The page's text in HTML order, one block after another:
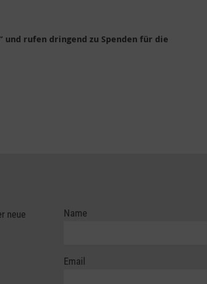
rufen dringend zu Spenden für die
neue
Name
Email